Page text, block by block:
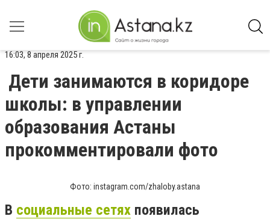
16:03, 8 апреля 2025 г.
Дети занимаются в коридоре
школы: в управлении
образования Астаны
прокомментировали фото
Фото: instagram.com/zhaloby.astana
В социальные сетях появилась